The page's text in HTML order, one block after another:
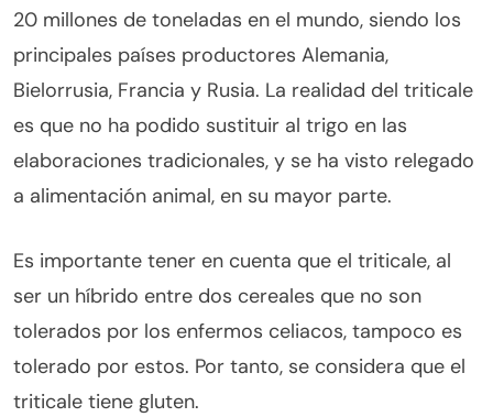
20 millones de toneladas en el mundo, siendo los
principales países productores Alemania,
Bielorrusia, Francia y Rusia. La realidad del triticale
es que no ha podido sustituir al trigo en las
elaboraciones tradicionales, y se ha visto relegado
a alimentación animal, en su mayor parte.
Es importante tener en cuenta que el triticale, al
ser un híbrido entre dos cereales que no son
tolerados por los enfermos celiacos, tampoco es
tolerado por estos. Por tanto, se considera que el
triticale tiene gluten.